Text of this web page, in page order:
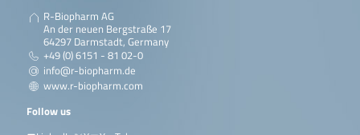
R-Biopharm AG
An der neuen Bergstraße 17
64297 Darmstadt, Germany
+49 (0) 6151 - 81 02-0
info@r-biopharm.de
www.r-biopharm.com
Follow us